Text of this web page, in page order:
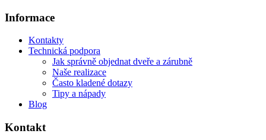
Informace
Kontakty
Technická podpora
Jak správně objednat dveře a zárubně
Naše realizace
Často kladené dotazy
Tipy a nápady
Blog
Kontakt